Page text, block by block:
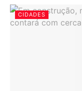
CIDADES